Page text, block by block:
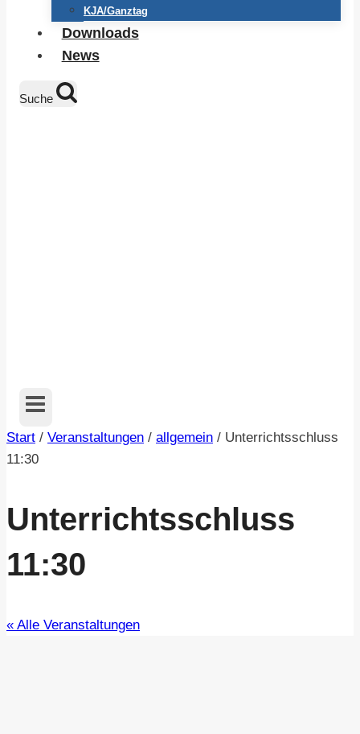
KJA/Ganztag
Downloads
News
Suche
Start / Veranstaltungen / allgemein / Unterrichtsschluss
11:30
Unterrichtsschluss
11:30
« Alle Veranstaltungen